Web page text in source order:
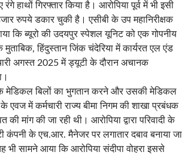
हाथों गिरफ्तार किया है। आरोपिया पूर्व में भी इसी
रुपये डकार चुकी है। एसीबी के उप महानिरीक्षक
कि ब्यूरो की उदयपुर स्पेशल यूनिट को एक गोपनीय
हिंदुस्तान जिंक चंदेरिया में कार्यरत एल एंड
अगस्त 2025 में ड्यूटी के दौरान अचानक
के मेडिकल बिलों का भुगतान करने और उसकी मेडिकल
में कर्मचारी राज्य बीमा निगम की शाखा प्रबंधक
की मांग की जा रही थी। आरोपिया द्वारा परिवादी के
कंपनी के एच.आर. मैनेजर पर लगातार दबाव बनाया जा
भी सामने आया कि आरोपिया संदीपा वोहरा इससे